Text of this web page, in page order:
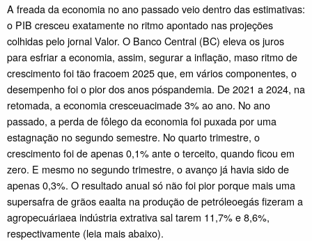
A freada da economia no ano passado veio dentro das estimativas:
o PIB cresceu exatamente no ritmo apontado nas projeções
colhidas pelo jornal Valor. O Banco Central (BC) eleva os juros
para esfriar a economia, assim, segurar a inflação, maso ritmo de
crescimento foi tão fracoem 2025 que, em vários componentes, o
desempenho foi o pior dos anos póspandemia. De 2021 a 2024, na
retomada, a economia cresceuacimade 3% ao ano. No ano
passado, a perda de fôlego da economia foi puxada por uma
estagnação no segundo semestre. No quarto trimestre, o
crescimento foi de apenas 0,1% ante o terceito, quando ficou em
zero. E mesmo no segundo trimestre, o avanço já havia sido de
apenas 0,3%. O resultado anual só não foi pior porque mais uma
supersafra de grãos eaalta na produção de petróleoegás fizeram a
agropecuáriaea indústria extrativa sal tarem 11,7% e 8,6%,
respectivamente (leia mais abaixo).